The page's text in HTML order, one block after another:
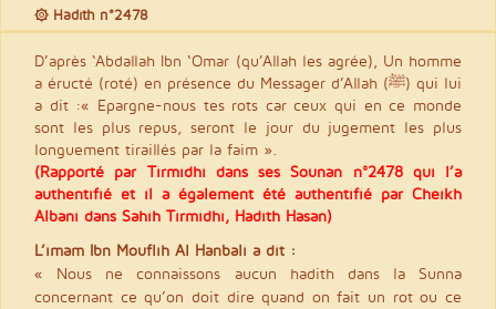
۞ Hadith n°2478
D’après ‘Abdallah Ibn ‘Omar (qu’Allah les agrée), Un homme
a éructé (roté) en présence du Messager d’Allah (ﷺ) qui lui
a dit :« Epargne-nous tes rots car ceux qui en ce monde
sont les plus repus, seront le jour du jugement les plus
longuement tiraillés par la faim ».
(Rapporté par Tirmidhi dans ses Sounan n°2478 qui l’a
authentifié et il a également été authentifié par Cheikh
Albani dans Sahih Tirmidhi, Hadith Hasan)
L’imam Ibn Mouflih Al Hanbali a dit :
« Nous ne connaissons aucun hadith dans la Sunna
concernant ce qu’on doit dire quand on fait un rot ou ce